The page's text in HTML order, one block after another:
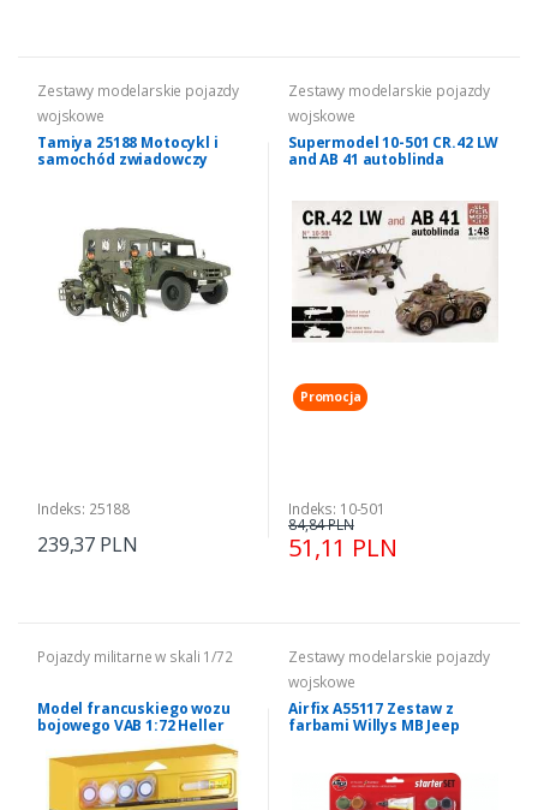
Zestawy modelarskie pojazdy
wojskowe
Tamiya 25188 Motocykl i
samochód zwiadowczy
Indeks: 25188
239,37 PLN
Zestawy modelarskie pojazdy
wojskowe
Supermodel 10-501 CR.42 LW
and AB 41 autoblinda
Promocja
Indeks: 10-501
51,11 PLN
84,84 PLN
Pojazdy militarne w skali 1/72
Model francuskiego wozu
bojowego VAB 1:72 Heller
Zestawy modelarskie pojazdy
wojskowe
Airfix A55117 Zestaw z
farbami Willys MB Jeep